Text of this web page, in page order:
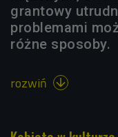
grantowy
problemami
różne sposoby.
rozwiń 